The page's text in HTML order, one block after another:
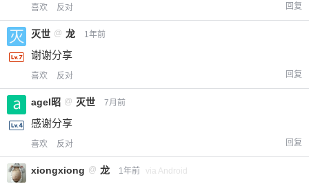
喜欢 反对 回复
灭世 @ 龙 1年前
谢谢分享
喜欢 反对 回复
agel昭 @ 灭世 7月前
感谢分享
喜欢 反对 回复
xiongxiong @ 龙 1年前 via Android